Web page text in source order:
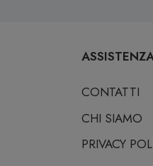
CONTATTI
CHI SIAMO
PRIVACY